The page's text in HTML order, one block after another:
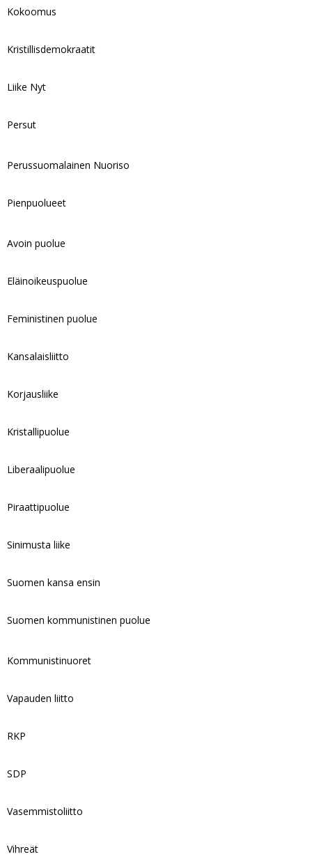
Kokoomus
Kristillisdemokraatit
Liike Nyt
Persut
Perussuomalainen Nuoriso
Pienpuolueet
Avoin puolue
Eläinoikeuspuolue
Feministinen puolue
Kansalaisliitto
Korjausliike
Kristallipuolue
Liberaalipuolue
Piraattipuolue
Sinimusta liike
Suomen kansa ensin
Suomen kommunistinen puolue
Kommunistinuoret
Vapauden liitto
RKP
SDP
Vasemmistoliitto
Vihreät